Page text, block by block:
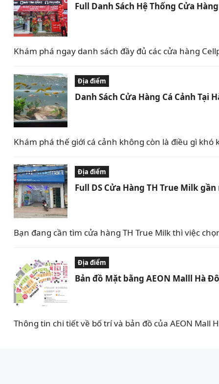
Full Danh Sách Hệ Thống Cửa
Khám phá ngay danh sách đầy đủ các cửa hàng
Địa điểm
Danh Sách Cửa Hàng Cá Cảnh Tại
Khám phá thế giới cá cảnh không còn là điều gì
Địa điểm
Full DS Cửa Hàng TH True Milk
Bạn đang cần tìm cửa hàng TH True Milk thì việc
Địa điểm
Bản đồ Mặt bằng AEON Malll Hà
Thông tin chi tiết về bố trí và bản đồ của AEON